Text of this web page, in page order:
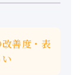
善度・表